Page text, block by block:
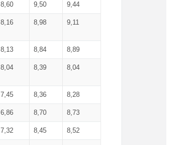
8,60 9,50 9,44
8,16 8,98 9,11
8,13 8,84 8,89
8,04 8,39 8,04
7,45 8,36 8,28
6,86 8,70 8,73
7,32 8,45 8,52